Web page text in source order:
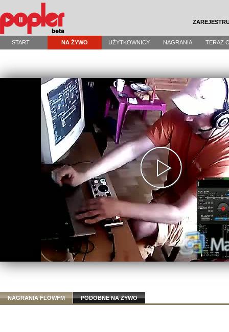
START NA ŻYWO UŻYTKOWNICY NAGRANIA TERAZ
NAGRANIA FLOWFM PODOBNE NA ŻYWO